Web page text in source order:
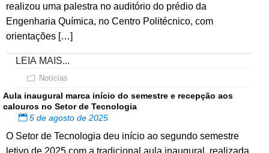
realizou uma palestra no auditório do prédio da
Engenharia Química, no Centro Politécnico, com
orientações […]
LEIA MAIS...
Notícias
Aula inaugural marca início do semestre e recepção aos
calouros no Setor de Tecnologia
5 de agosto de 2025
O Setor de Tecnologia deu início ao segundo semestre
letivo de 2025 com a tradicional aula inaugural, realizada